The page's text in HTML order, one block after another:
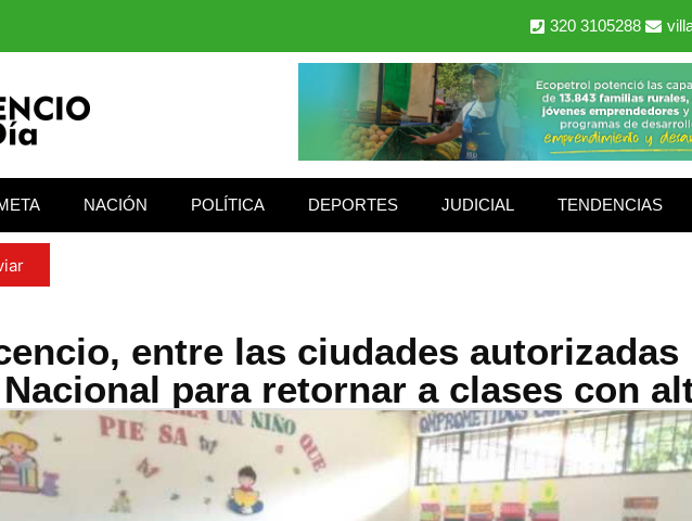
320 3105288
NACIÓN POLÍTICA DEPORTES JUDICIAL TENDENCIAS
entre las ciudades
Nacional para retornar a clases con